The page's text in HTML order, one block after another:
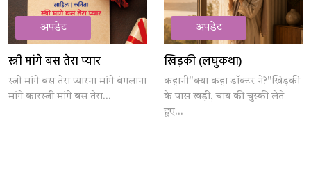
अपडेट
स्त्री मांगे बस तेरा प्यार
स्त्री मांगे बस तेरा प्यारना मांगे बंगलाना
मांगे कारस्त्री मांगे बस तेरा...
अपडेट
खिड़की (लघुकथा)
कहानी"क्या कहा डॉक्टर ने?"खिड़की
के पास खड़ी, चाय की चुस्की लेते
हुए...